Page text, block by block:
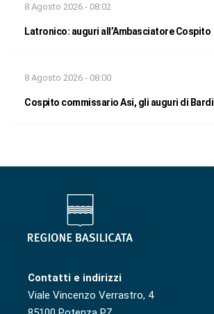
8 Agosto 2026 - 08:02
Latronico: auguri all’Ambasciatore Cospito
8 Agosto 2026 - 08:00
Cospito commissario Asi, gli auguri di Bardi
Contatti e indirizzi
Viale Vincenzo Verrastro, 4